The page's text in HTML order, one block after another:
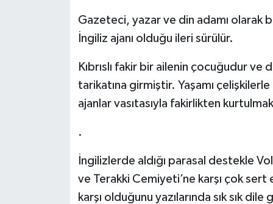
Gazeteci, yazar ve din adamı olarak
İngiliz ajanı olduğu ileri sürülür.
Kıbrıslı fakir bir ailenin çocuğudur ve
tarikatına girmiştir. Yaşamı
ajanlar vasıtasıyla fakirlikten
.
İngilizlerde aldığı parasal destekle
ve Terakki Cemiyeti’ne karşı çok
karşı olduğunu yazılarında sık sık